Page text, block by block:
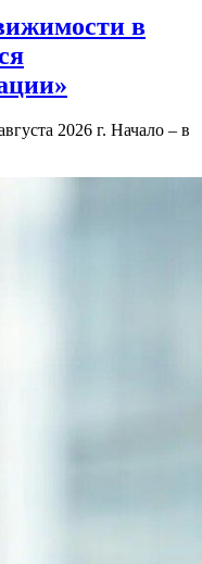
в
2026 г. Начало – в